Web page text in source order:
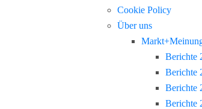
Cookie Policy
Über uns
Berichte
Berichte
Berichte
Berichte